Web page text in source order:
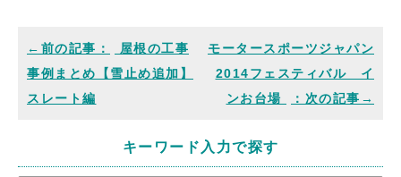
屋根の工事
事例まとめ【雪止め追加】
スレート編
モータースポーツジャパン
2014フェスティバル イ
ンお台場
キーワード入力で探す